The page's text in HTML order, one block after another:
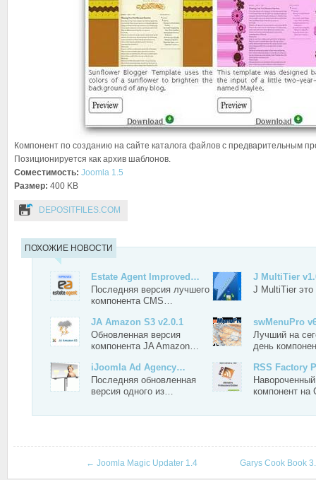
Компонент по созданию на сайте каталога файлов с предварительным
Позиционируется как архив шаблонов.
Соместимость: Joomla 1.5
Размер: 400 KB
DEPOSITFILES.COM
ПОХОЖИЕ НОВОСТИ
Estate Agent Improved…
Последняя версия лучшего
компонента CMS…
J MultiTier
J MultiTier
JA Amazon S3 v2.0.1
Обновленная версия
компонента JA Amazon…
swMenuPro
Лучший на
день
iJoomla Ad Agency…
Последняя обновленная
версия одного из…
RSS Factory
компонент
← Joomla Magic Updater 1.4 Garys Cook Book